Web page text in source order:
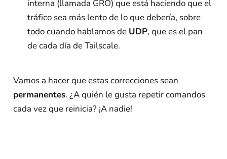
interna (llamada GRO) que está haciendo que el
tráfico sea más lento de lo que debería, sobre
todo cuando hablamos de UDP, que es el pan
de cada día de Tailscale.
Vamos a hacer que estas correcciones sean
permanentes. ¿A quién le gusta repetir comandos
cada vez que reinicia? ¡A nadie!